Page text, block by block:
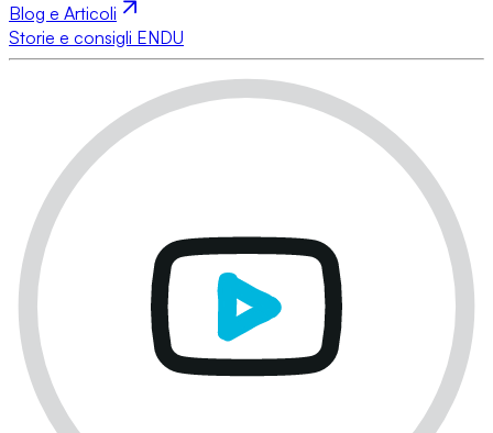
Blog e Articoli
Storie e consigli ENDU